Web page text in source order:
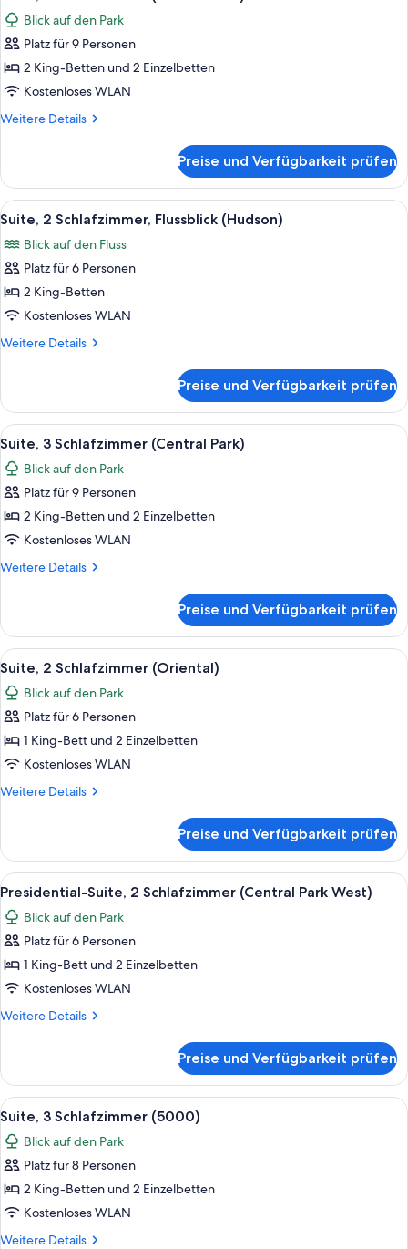
Park)
Fotos
für
Suite,
3 Schlafzimmer
(Central
Park)
Blick auf den Park
Platz für 9 Personen
2 King-Betten und 2 Einzelbetten
Kostenloses WLAN
Weitere Details
Weitere
3 Schlafzimmer
(Central
Park)
Preise und Verfügbarkeit prüfen
Alle
Fotos
für
Suite,
2 Schlafzimmer,
Flussblick
(Hudson)
Ein modernes Hotelzimmer mit
6
Suite, 2 Schlafzimmer, Flussblick (Hudson)
Blick auf den Fluss
Platz für 6 Personen
2 King-Betten
Kostenloses WLAN
Weitere Details
Weitere
2 Schlafzimmer,
Flussblick
(Hudson)
Preise und Verfügbarkeit prüfen
Alle
Fotos
für
Suite,
3 Schlafzimmer
(Central
Park)
Ein modernes Hotelzimmer mit einer
6
Suite, 3 Schlafzimmer (Central Park)
Blick auf den Park
Platz für 9 Personen
2 King-Betten und 2 Einzelbetten
Kostenloses WLAN
Weitere Details
Weitere
3 Schlafzimmer
(Central
Park)
Preise und Verfügbarkeit prüfen
Alle
Fotos
für
Suite,
2 Schlafzimmer
(Oriental)
anzeigen
Ein modernes Wohnzimmer mit
7
Suite, 2 Schlafzimmer (Oriental)
Blick auf den Park
Platz für 6 Personen
1 King-Bett und 2 Einzelbetten
Kostenloses WLAN
Weitere Details
Weitere
2 Schlafzimmer
(Oriental)
Preise und Verfügbarkeit prüfen
Alle
Fotos
für
Presidential-
Suite,
2 Schlafzimmer
(Central
anzeigen
Ein geräumiges Hotelzimmer mit
6
Presidential-Suite, 2 Schlafzimmer (Central Park West)
Blick auf den Park
Platz für 6 Personen
1 King-Bett und 2 Einzelbetten
Kostenloses WLAN
Weitere Details
Weitere
Suite,
2 Schlafzimmer
(Central
Park
West)
Preise und Verfügbarkeit prüfen
Alle
Fotos
für
Suite,
3 Schlafzimmer
(5000)
anzeigen
Ein modernes Hotelzimmer mit
12
Suite, 3 Schlafzimmer (5000)
Blick auf den Park
Platz für 8 Personen
2 King-Betten und 2 Einzelbetten
Kostenloses WLAN
Weitere Details
Weitere